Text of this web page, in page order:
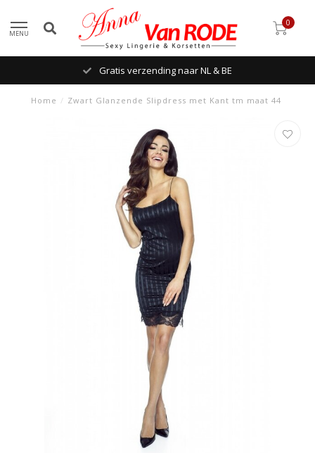
MENU
0
Gratis verzending naar NL & BE
Home / Zwart Glanzende Slipdress met Kant tm maat 44